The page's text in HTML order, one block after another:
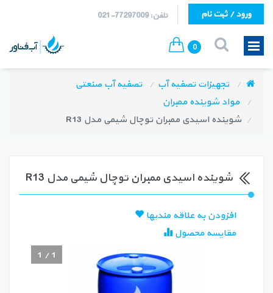
تلفن: 77297009-021 ورود / ثبت نام
0
تجهیزات تصفیه آب
تصفیه آب صنعتی
مواد شوينده ممبران
شوینده اسیدی ممبران توچال شیمی مدل R13
شوینده اسیدی ممبران توچال شیمی مدل R13
افزودن به علاقه مندیها
مقایسه محصول
1 /1